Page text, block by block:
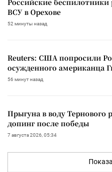
ВСУ в Орехове
52 минуты назад
Reuters: США попросили
осужденного американца
56 минут назад
Прыгуна в воду Тернового
допинг после победы
7 августа 2026, 05:34